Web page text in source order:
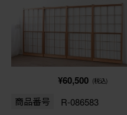
¥60,500 (税込)
商品番号 R-086583